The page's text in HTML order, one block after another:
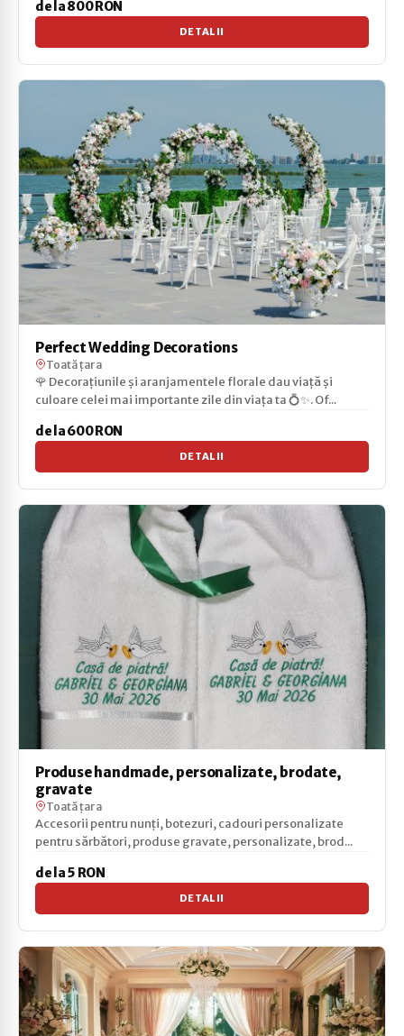
de la 800 RON
DETALII
Perfect Wedding Decorations
Toată țara
🌹 Decorațiunile și aranjamentele florale dau viață și
culoare celei mai importante zile din viața ta 💍✨. Of...
de la 600 RON
DETALII
Produse handmade, personalizate, brodate,
gravate
Toată țara
Accesorii pentru nunți, botezuri, cadouri personalizate
pentru sărbători, produse gravate, personalizate, brod...
de la 5 RON
DETALII